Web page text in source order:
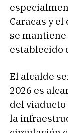
Caracas y
se
establecido
El alcalde
2026 es
del
la